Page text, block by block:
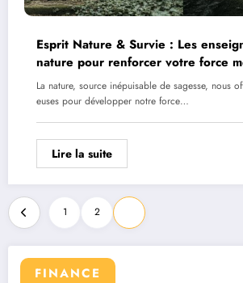
FINANCE
Esprit Nature & Survie : Les
nature pour renforcer votre force
La nature, source inépuisable de sagesse, nous
euses pour développer notre force…
Lire la suite
Pagination
des
publications
1 2